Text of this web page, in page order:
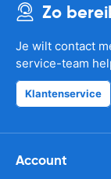
Zo
Je wilt contact
service-team
Klantenservice
Account